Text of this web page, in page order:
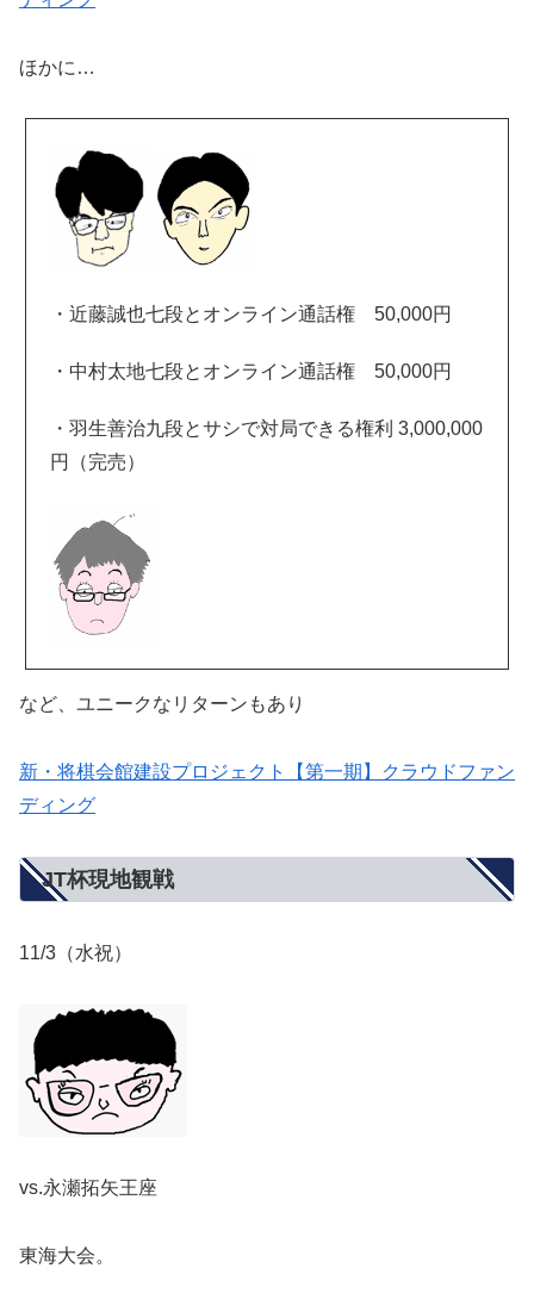
ほかに…
・近藤誠也七段とオンライン通話権 50,000円
・中村太地七段とオンライン通話権 50,000円
・羽生善治九段とサシで対局できる権利 3,000,000
円（完売）
など、ユニークなリターンもあり
新・将棋会館建設プロジェクト【第一期】クラウドファン
ディング
JT杯現地観戦
11/3（水祝）
vs.永瀬拓矢王座
東海大会。